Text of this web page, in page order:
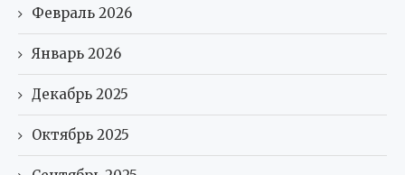
Февраль 2026
Январь 2026
Декабрь 2025
Октябрь 2025